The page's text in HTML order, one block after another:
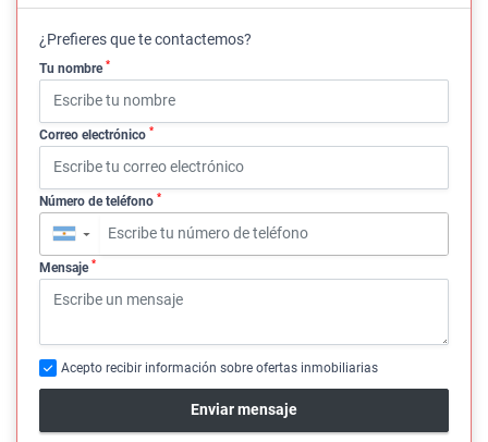
¿Prefieres que te contactemos?
Tu nombre *
Correo electrónico *
Número de teléfono *
▼
Mensaje *
Acepto recibir información sobre ofertas inmobiliarias
Enviar mensaje